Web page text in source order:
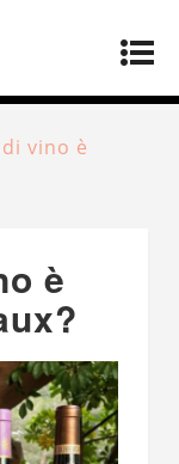
vino è
è